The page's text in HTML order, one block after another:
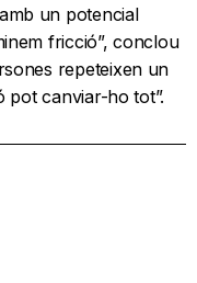
un potencial
fricció”, conclou
repeteixen un
pot canviar-ho tot”.